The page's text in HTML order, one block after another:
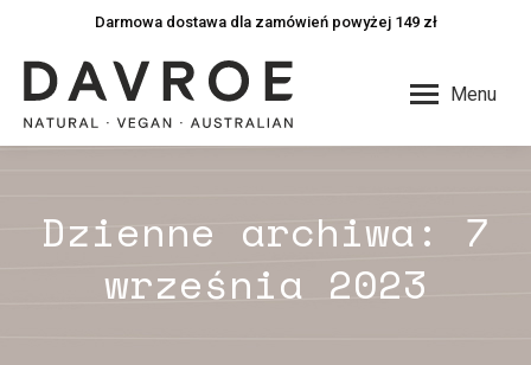
Darmowa dostawa dla zamówień powyżej 149 zł
Menu
Dzienne archiwa: 7
września 2023